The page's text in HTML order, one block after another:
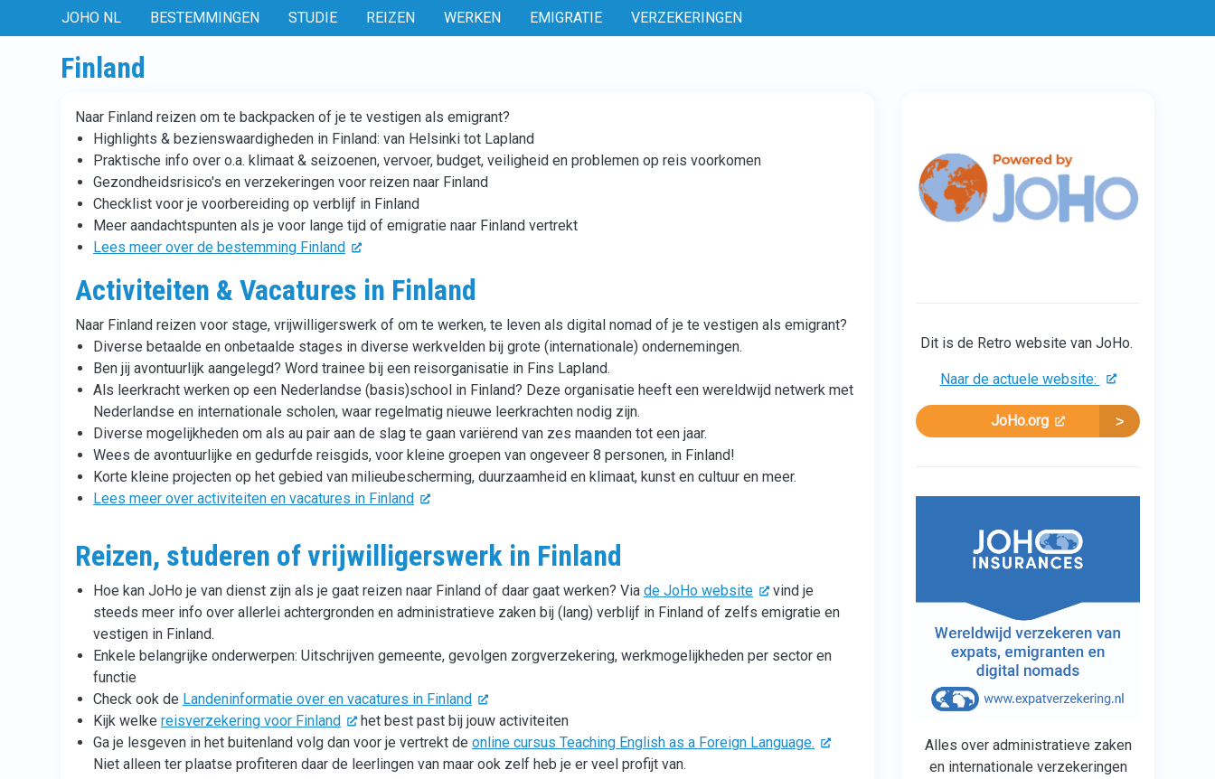
JOHO NL BESTEMMINGEN STUDIE REIZEN WERKEN EMIGRATIE VERZEKERINGEN
Finland
Naar Finland reizen om te backpacken of je te vestigen als emigrant?
Highlights & bezienswaardigheden in Finland: van Helsinki tot Lapland
Praktische info over o.a. klimaat & seizoenen, vervoer, budget, veiligheid en problemen op reis voorkomen
Gezondheidsrisico's en verzekeringen voor reizen naar Finland
Checklist voor je voorbereiding op verblijf in Finland
Meer aandachtspunten als je voor lange tijd of emigratie naar Finland vertrekt
Lees meer over de bestemming Finland
Activiteiten & Vacatures in Finland
Naar Finland reizen voor stage, vrijwilligerswerk of om te werken, te leven als digital nomad of je te vestigen als emigrant?
Diverse betaalde en onbetaalde stages in diverse werkvelden bij grote (internationale) ondernemingen.
Ben jij avontuurlijk aangelegd? Word trainee bij een reisorganisatie in Fins Lapland.
Als leerkracht werken op een Nederlandse (basis)school in Finland? Deze organisatie heeft een wereldwijd netwerk met
Nederlandse en internationale scholen, waar regelmatig nieuwe leerkrachten nodig zijn.
Diverse mogelijkheden om als au pair aan de slag te gaan variërend van zes maanden tot een jaar.
Wees de avontuurlijke en gedurfde reisgids, voor kleine groepen van ongeveer 8 personen, in Finland!
Korte kleine projecten op het gebied van milieubescherming, duurzaamheid en klimaat, kunst en cultuur en meer.
Lees meer over activiteiten en vacatures in Finland
Reizen, studeren of vrijwilligerswerk in Finland
Hoe kan JoHo je van dienst zijn als je gaat reizen naar Finland of daar gaat werken? Via de JoHo website
vind je
steeds meer info over allerlei achtergronden en administratieve zaken bij (lang) verblijf in Finland of zelfs emigratie en
vestigen in Finland.
Enkele belangrijke onderwerpen: Uitschrijven gemeente, gevolgen zorgverzekering, werkmogelijkheden per sector en
functie
Check ook de Landeninformatie over en vacatures in Finland
Kijk welke reisverzekering voor Finland
het best past bij jouw activiteiten
Ga je lesgeven in het buitenland volg dan voor je vertrekt de online cursus Teaching English as a Foreign Language.
Niet alleen ter plaatse profiteren daar de leerlingen van maar ook zelf heb je er veel profijt van.
Dit is de Retro website van JoHo.
Naar de actuele website:
JoHo.org
Alles over administratieve zaken
en internationale verzekeringen